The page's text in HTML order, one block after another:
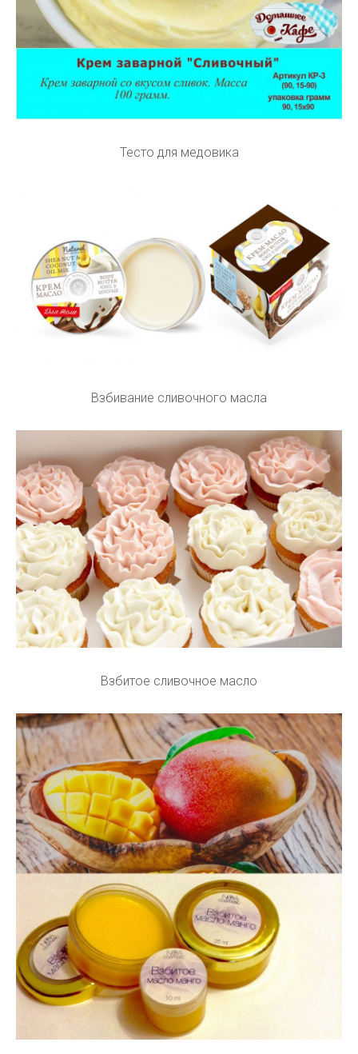
Тесто для медовика
Взбивание сливочного масла
Взбитое сливочное масло